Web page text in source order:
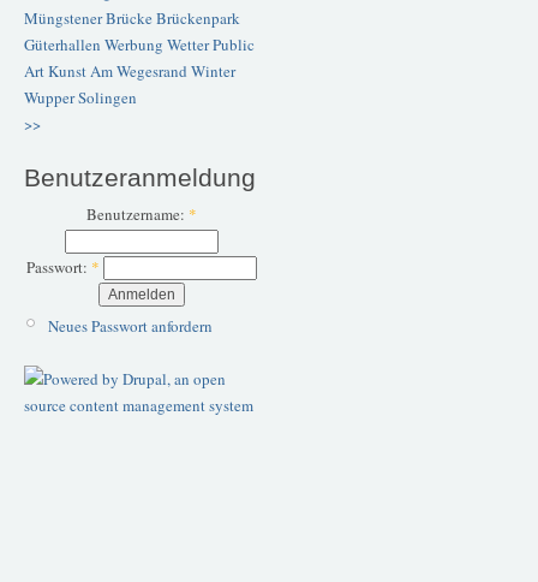
Müngstener BrückeBrückenpark
Güterhallen Werbung WetterPublic
ArtKunstAm Wegesrand Winter
WupperSolingen
>>
Benutzeranmeldung
Benutzername: *
Passwort: *
Neues Passwort anfordern